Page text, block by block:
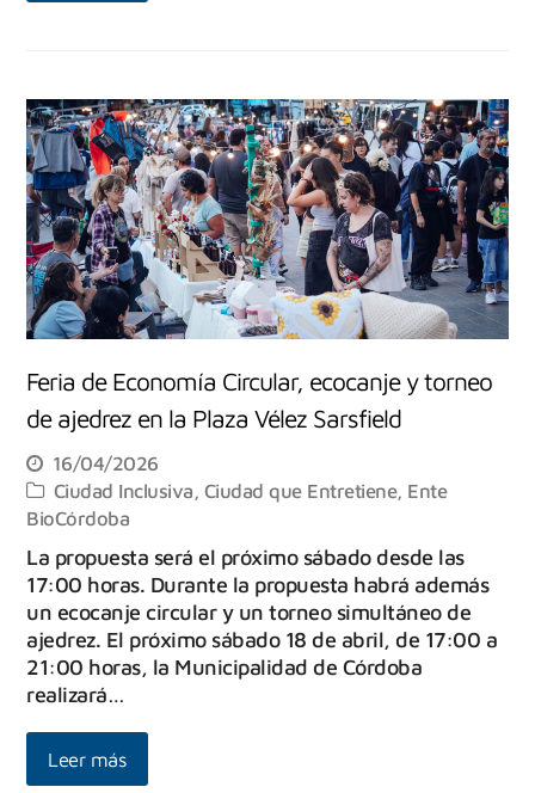
Feria de Economía Circular, ecocanje y torneo
de ajedrez en la Plaza Vélez Sarsfield
16/04/2026
Ciudad Inclusiva, Ciudad que Entretiene, Ente
BioCórdoba
La propuesta será el próximo sábado desde las
17:00 horas. Durante la propuesta habrá además
un ecocanje circular y un torneo simultáneo de
ajedrez. El próximo sábado 18 de abril, de 17:00 a
21:00 horas, la Municipalidad de Córdoba
realizará…
Leer más